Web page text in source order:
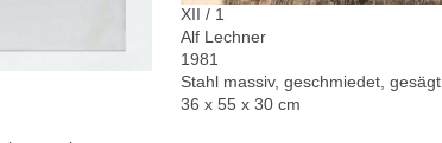
XII / 1
Alf Lechner
1981
Stahl massiv, geschmiedet, gesägt
36 x 55 x 30 cm